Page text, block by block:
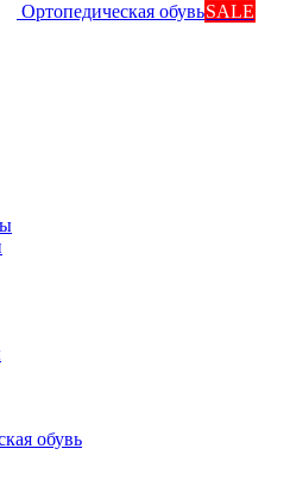
Ортопедическая обувьSALE
обувь